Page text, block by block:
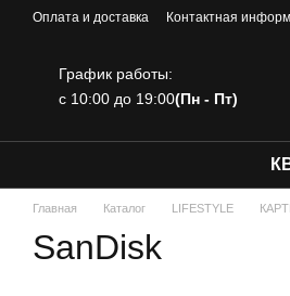
Перейти к основному контенту
Оплата и доставка Контактная
График работы:
с 10:00 до 19:00(Пн - Пт)
Главная Каталог LIFESTYLE
SanDisk